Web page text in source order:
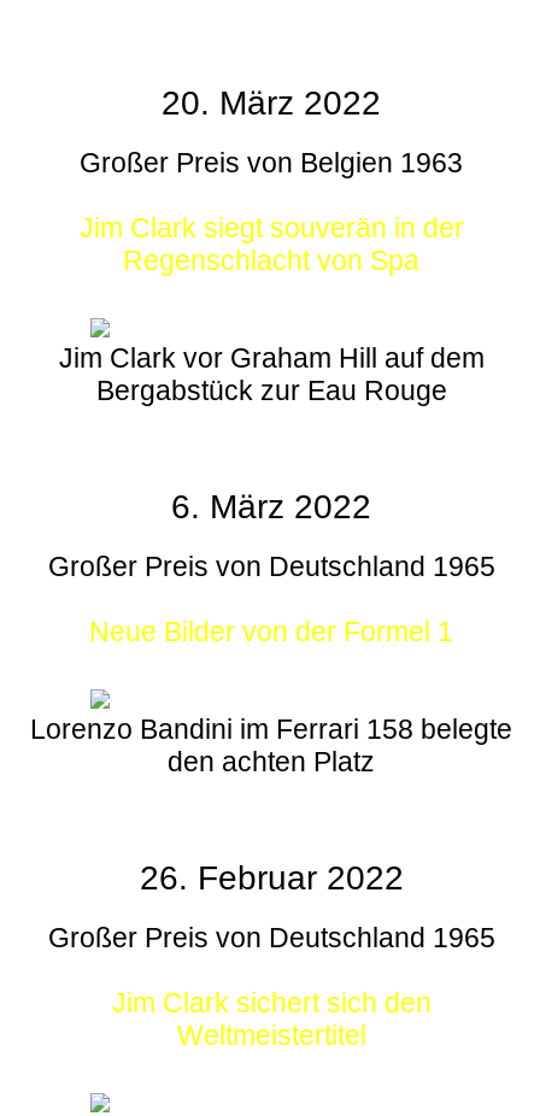
20. März 2022
Großer Preis von Belgien 1963
Jim Clark siegt souverän in der
Regenschlacht von Spa
Jim Clark vor Graham Hill auf dem
Bergabstück zur Eau Rouge
6. März 2022
Großer Preis von Deutschland 1965
Neue Bilder von der Formel 1
Lorenzo Bandini im Ferrari 158 belegte
den achten Platz
26. Februar 2022
Großer Preis von Deutschland 1965
Jim Clark sichert sich den
Weltmeistertitel